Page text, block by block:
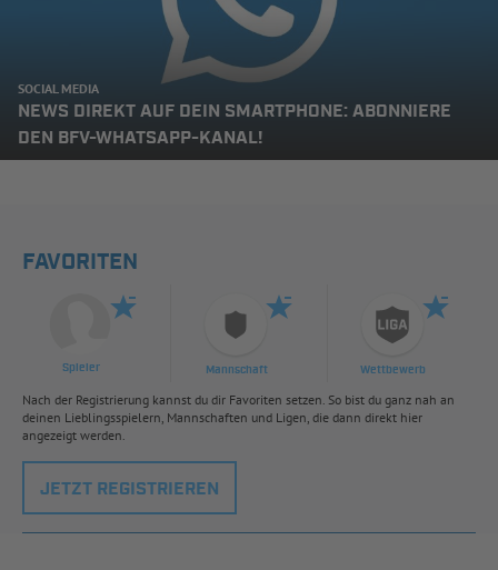
SOCIAL MEDIA
NEWS DIREKT AUF DEIN SMARTPHONE: ABONNIERE
DEN BFV-WHATSAPP-KANAL!
FAVORITEN
Spieler Mannschaft Wettbewerb
Nach der Registrierung kannst du dir Favoriten setzen. So bist du ganz nah an
deinen Lieblingsspielern, Mannschaften und Ligen, die dann direkt hier
angezeigt werden.
JETZT REGISTRIEREN